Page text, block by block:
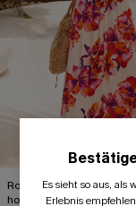
Rot geblümtes Maxi-
hohem Ausschnitt
Es sieht so aus, als
Erlebnis